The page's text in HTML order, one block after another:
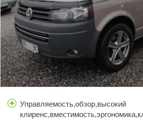
Управляемость,обзор,высокий